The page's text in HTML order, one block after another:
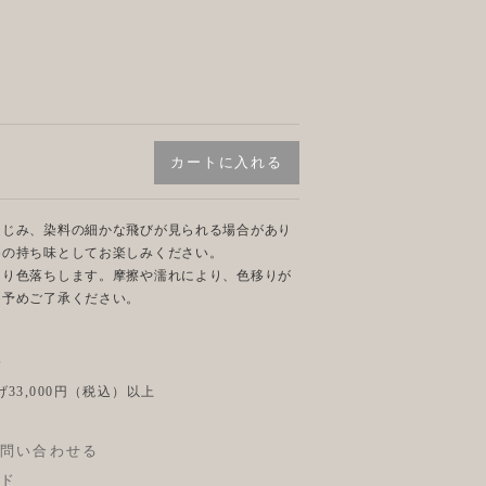
み、染料の細かな飛びが見られる場合があり
持ち味としてお楽しみください。
色落ちします。摩擦や濡れにより、色移りが
めご了承ください。
33,000円（税込）以上
い合わせる